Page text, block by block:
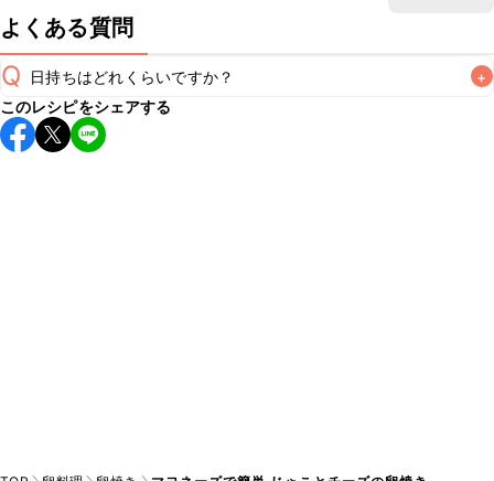
よくある質問
Q 日持ちはどれくらいですか？ +
保存期間は冷蔵で翌日中が目安です。なるべくお早めにお召
し上がりください。
このレシピをシェアする